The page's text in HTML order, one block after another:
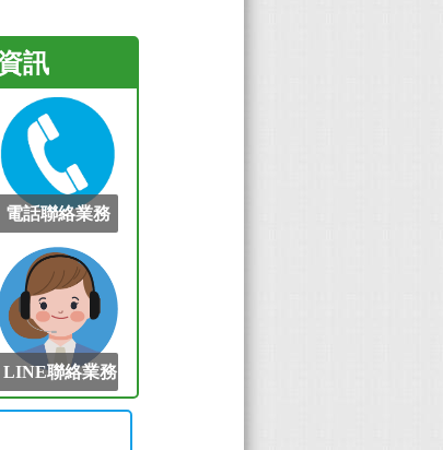
訊
電話聯絡業務
LINE聯絡業務